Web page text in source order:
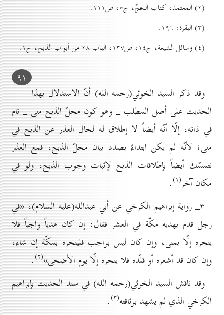
(۲) المعتمد، كتاب الحجّ، ج٥، ص۲۱۱.
(۳) البقرة: ۱۹٦.
(٤) وسائل الشيعة، ج۱٤، ص۱۳۷، الباب ۲۸ من أبواب الذبح، ح۲.
۹۱
وقد ذكر السيد الخوئي(رحمه الله) أنّ الاستدلال بهذا
الحديث على أصل المطلب _ وهو كون محلّ الذبح منى _ تام
في ذاته، إلّا أنّه أيضاً لا إطلاق له لحال العذر عن الذبح في
منى؛ لأنّه لم يكن ابتداءً بصدد بيان محلّ الذبح، فمع العذر
نتمسّك أيضاً بإطلاقات الذبح لإثبات وجوب الذبح، ولو في
مكان آخر(۱) .
۳_ رواية إبراهيم الكرخي عن أبي عبدالله(علیه السلام)، «في
رجل قدم بهديه مكّة في العشر فقال: إن كان هدياً واجباً فلا
ينحره إلّا بمنى، وإن كان ليس بواجب فلينحره بمكّة إن شاء،
وإن كان قد أشعره أو قلّده فلا ينحره إلّا يوم الأضحى»(۲) .
وقد ناقش السيد الخوئي(رحمه الله) في سند الحديث بإبراهيم
الكرخي الذي لم يشهد بوثاقته(۳) .